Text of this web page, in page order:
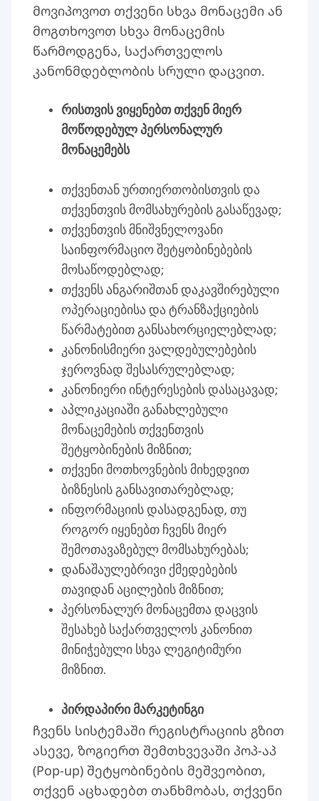
მოვიპოვოთ თქვენი სხვა მონაცემი ან
მოგთხოვოთ სხვა მონაცემის
წარმოდგენა, საქართველოს
კანონმდებლობის სრული დაცვით.
რისთვის ვიყენებთ თქვენ მიერ
მოწოდებულ პერსონალურ
მონაცემებს
თქვენთან ურთიერთობისთვის და
თქვენთვის მომსახურების გასაწევად;
თქვენთვის მნიშვნელოვანი
საინფორმაციო შეტყობინებების
მოსაწოდებლად;
თქვენს ანგარიშთან დაკავშირებული
ოპერაციებისა და ტრანზაქციების
წარმატებით განსახორციელებლად;
კანონისმიერი ვალდებულებების
ჯეროვნად შესასრულებლად;
კანონიერი ინტერესების დასაცავად;
აპლიკაციაში განახლებული
მონაცემების თქვენთვის
შეტყობინების მიზნით;
თქვენი მოთხოვნების მიხედვით
ბიზნესის განსავითარებლად;
ინფორმაციის დასადგენად, თუ
როგორ იყენებთ ჩვენს მიერ
შემოთავაზებულ მომსახურებას;
დანაშაულებრივი ქმედებების
თავიდან აცილების მიზნით;
პერსონალურ მონაცემთა დაცვის
შესახებ საქართველოს კანონით
მინიჭებული სხვა ლეგიტიმური
მიზნით.
პირდაპირი მარკეტინგი
ჩვენს სისტემაში რეგისტრაციის გზით
ასევე, ზოგიერთ შემთხვევაში პოპ-აპ
(Pop-up) შეტყობინების მეშვეობით,
თქვენ აცხადებთ თანხმობას, თქვენი